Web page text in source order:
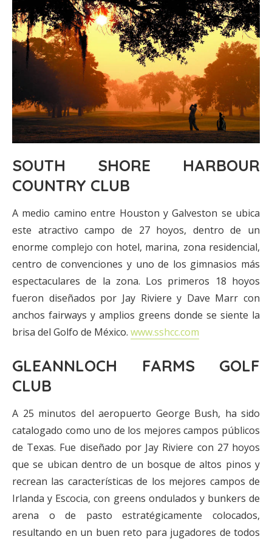
SOUTH SHORE HARBOUR
COUNTRY CLUB
A medio camino entre Houston y Galveston se ubica
este atractivo campo de 27 hoyos, dentro de un
enorme complejo con hotel, marina, zona residencial,
centro de convenciones y uno de los gimnasios más
espectaculares de la zona. Los primeros 18 hoyos
fueron diseñados por Jay Riviere y Dave Marr con
anchos fairways y amplios greens donde se siente la
brisa del Golfo de México. www.sshcc.com
GLEANNLOCH FARMS GOLF
CLUB
A 25 minutos del aeropuerto George Bush, ha sido
catalogado como uno de los mejores campos públicos
de Texas. Fue diseñado por Jay Riviere con 27 hoyos
que se ubican dentro de un bosque de altos pinos y
recrean las características de los mejores campos de
Irlanda y Escocia, con greens ondulados y bunkers de
arena o de pasto estratégicamente colocados,
resultando en un buen reto para jugadores de todos